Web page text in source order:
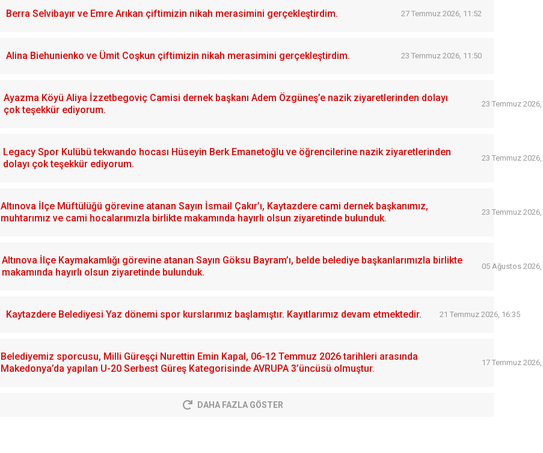
Berra Selvibayır ve Emre Arıkan çiftimizin nikah merasimini gerçekleştirdim. 27 Temmuz 2026, 11:52
Alina Biehunienko ve Ümit Coşkun çiftimizin nikah merasimini gerçekleştirdim. 23 Temmuz 2026, 11:50
Ayazma Köyü Aliya İzzetbegoviç Camisi dernek başkanı Adem Özgüneş’e nazik ziyaretlerinden dolayı
çok teşekkür ediyorum.
23 Temmuz
Legacy Spor Kulübü tekwando hocası Hüseyin Berk Emanetoğlu ve öğrencilerine nazik ziyaretlerinden
dolayı çok teşekkür ediyorum.
23 Temmuz
Altınova İlçe Müftülüğü görevine atanan Sayın İsmail Çakır’ı, Kaytazdere cami dernek başkanımız,
muhtarımız ve cami hocalarımızla birlikte makamında hayırlı olsun ziyaretinde bulunduk.
23 Temmuz
Altınova İlçe Kaymakamlığı görevine atanan Sayın Göksu Bayram’ı, belde belediye başkanlarımızla birlikte
makamında hayırlı olsun ziyaretinde bulunduk.
05 Ağustos 2026,
Kaytazdere Belediyesi Yaz dönemi spor kurslarımız başlamıştır. Kayıtlarımız devam etmektedir. 21 Temmuz 2026, 16:35
Belediyemiz sporcusu, Milli Güreşçi Nurettin Emin Kapal, 06-12 Temmuz 2026 tarihleri arasında
Makedonya’da yapılan U-20 Serbest Güreş Kategorisinde AVRUPA 3’üncüsü olmuştur.
17 Temmuz
DAHA FAZLA GÖSTER